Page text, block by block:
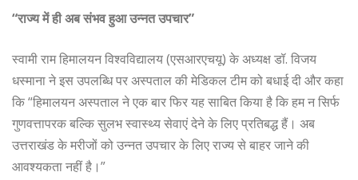
“राज्य में ही अब संभव हुआ उन्नत उपचार”
स्वामी राम हिमालयन विश्वविद्यालय (एसआरएचयू) के अध्यक्ष डॉ. विजय
धस्माना ने इस उपलब्धि पर अस्पताल की मेडिकल टीम को बधाई दी और कहा
कि “हिमालयन अस्पताल ने एक बार फिर यह साबित किया है कि हम न सिर्फ
गुणवत्तापरक बल्कि सुलभ स्वास्थ्य सेवाएं देने के लिए प्रतिबद्ध हैं। अब
उत्तराखंड के मरीजों को उन्नत उपचार के लिए राज्य से बाहर जाने की
आवश्यकता नहीं है।”